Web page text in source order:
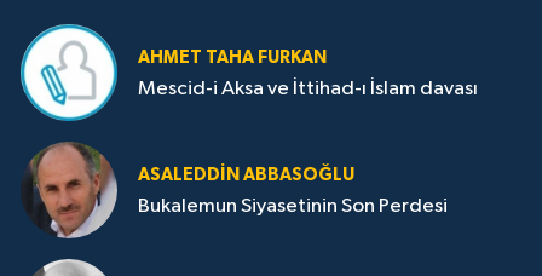
AHMET TAHA FURKAN
Mescid-i Aksa ve İttihad-ı İslam davası
ASALEDDIN ABBASOĞLU
Bukalemun Siyasetinin Son Perdesi